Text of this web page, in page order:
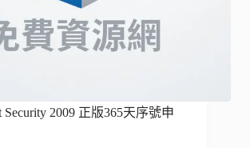
Security 2009 正版365天序號申